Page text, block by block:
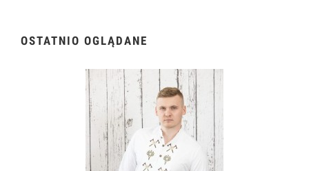
OSTATNIO OGLĄDANE